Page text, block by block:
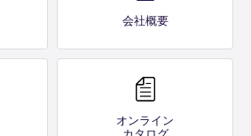
会社概要
オンライン